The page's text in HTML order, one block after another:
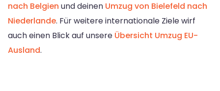
nach Belgien und deinen Umzug von Bielefeld nach
Niederlande. Für weitere internationale Ziele wirf
auch einen Blick auf unsere Übersicht Umzug EU-
Ausland.